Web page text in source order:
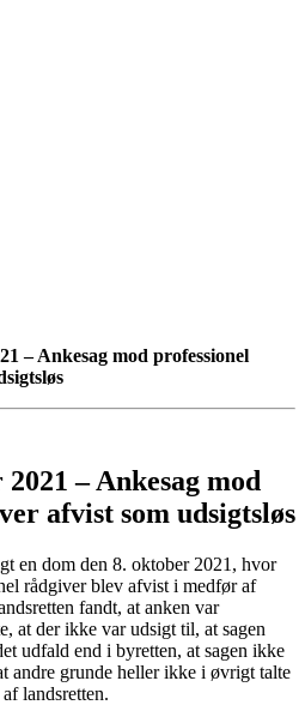
– Ankesag mod professionel
– Ankesag mod
afvist som udsigtsløs
en dom den 8. oktober 2021, hvor
rådgiver blev afvist i medfør af
fandt, at anken var
at der ikke var udsigt til, at sagen
udfald end i byretten, at sagen ikke
andre grunde heller ikke i øvrigt talte
landsretten.